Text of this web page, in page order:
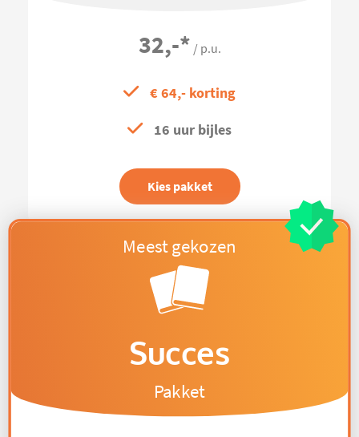
32,-* / p.u.
€ 64,- korting
16 uur bijles
Kies pakket
Succes
Pakket